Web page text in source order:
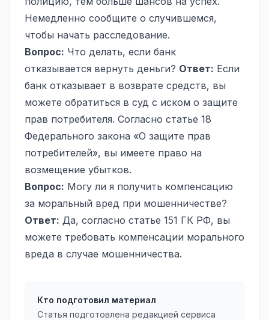
Немедленно сообщите о случившемся,
чтобы начать расследование.
Вопрос: Что делать, если банк
отказывается вернуть деньги? Ответ: Если
банк отказывает в возврате средств, вы
можете обратиться в суд с иском о защите
прав потребителя. Согласно статье 18
Федерального закона «О защите прав
потребителей», вы имеете право на
возмещение убытков.
Вопрос: Могу ли я получить компенсацию
за моральный вред при мошенничестве?
Ответ: Да, согласно статье 151 ГК РФ, вы
можете требовать компенсации морального
вреда в случае мошенничества.
Кто подготовил материал
Статья подготовлена редакцией сервиса